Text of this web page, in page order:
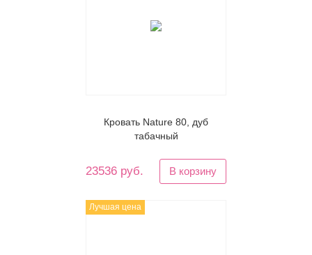
Кровать Nature 80, дуб
табачный
23536 руб. В корзину
Лучшая цена